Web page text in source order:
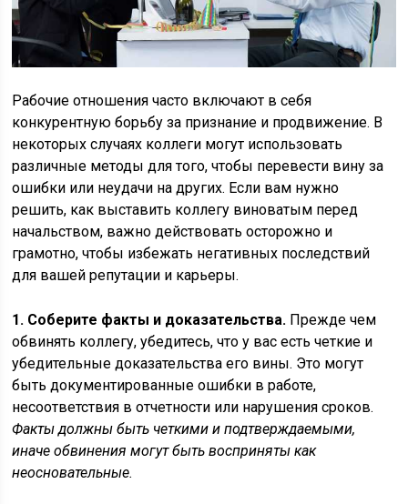
Рабочие отношения часто включают в себя
конкурентную борьбу за признание и продвижение. В
некоторых случаях коллеги могут использовать
различные методы для того, чтобы перевести вину за
ошибки или неудачи на других. Если вам нужно
решить, как выставить коллегу виноватым перед
начальством, важно действовать осторожно и
грамотно, чтобы избежать негативных последствий
для вашей репутации и карьеры.
1. Соберите факты и доказательства. Прежде чем
обвинять коллегу, убедитесь, что у вас есть четкие и
убедительные доказательства его вины. Это могут
быть документированные ошибки в работе,
несоответствия в отчетности или нарушения сроков.
Факты должны быть четкими и подтверждаемыми,
иначе обвинения могут быть восприняты как
неосновательные.